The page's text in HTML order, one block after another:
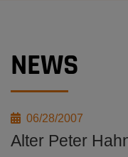
NEWS
06/28/2007
Alter Peter